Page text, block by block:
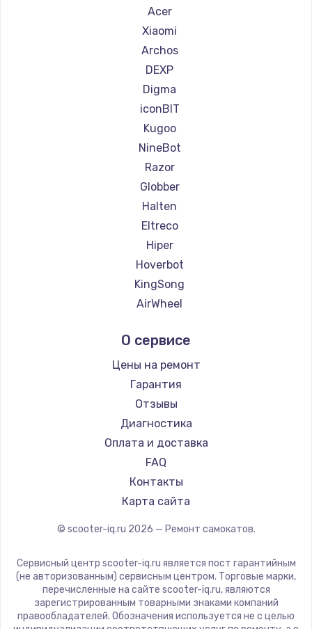
Ремонт самокатов Shorner
Ремонт самокатов Joyor
Ремонт самокатов Minimotors
Ремонт самокатов Bork
Ремонт самокатов Segway
Ремонт самокатов KIRIN
Acer
Xiaomi
Archos
DEXP
Digma
iconBIT
Kugoo
NineBot
Razor
Globber
Halten
Eltreco
Hiper
Hoverbot
KingSong
AirWheel
Hunter
Shorner
Joyor
Minimotors
Bork
Segway
KIRIN
О сервисе
Цены на ремонт
Гарантия
Отзывы
Диагностика
Оплата и доставка
FAQ
Контакты
Карта сайта
© scooter-iq.ru 2026 — Ремонт самокатов.
Сервисный центр scooter-iq.ru является пост гарантийным
(не авторизованным) сервисным центром. Торговые марки,
перечисленные на сайте scooter-iq.ru, являются
зарегистрированным товарными знаками компаний
правообладателей. Обозначения используется не с целью